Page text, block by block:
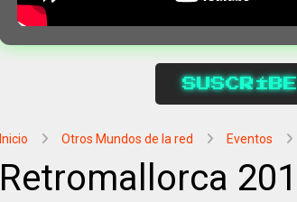
Inicio Otros Mundos de la red Eventos
Retromallorca